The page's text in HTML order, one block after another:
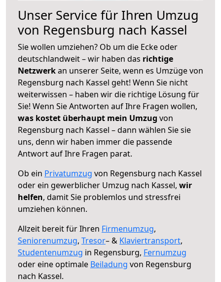
Unser Service für Ihren Umzug
von Regensburg nach Kassel
Sie wollen umziehen? Ob um die Ecke oder
deutschlandweit – wir haben das richtige
Netzwerkan unserer Seite, wenn es Umzüge von
Regensburg nach Kassel geht! Wenn Sie nicht
weiterwissen – haben wir die richtige Lösung für
Sie! Wenn Sie Antworten auf Ihre Fragen wollen,
was kostet überhaupt mein Umzug von
Regensburg nach Kassel – dann wählen Sie sie
uns, denn wir haben immer die passende
Antwort auf Ihre Fragen parat.
Ob ein Privatumzug von Regensburg nach Kassel
oder ein gewerblicher Umzug nach Kassel, wir
helfen, damit Sie problemlos und stressfrei
umziehen können.
Allzeit bereit für Ihren Firmenumzug,
Seniorenumzug, Tresor– & Klaviertransport,
Studentenumzug in Regensburg, Fernumzug
oder eine optimale Beiladung von Regensburg
nach Kassel.